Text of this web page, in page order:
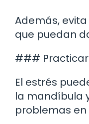
Además,
que puedan
###
El estrés
la mandíbula
problemas en